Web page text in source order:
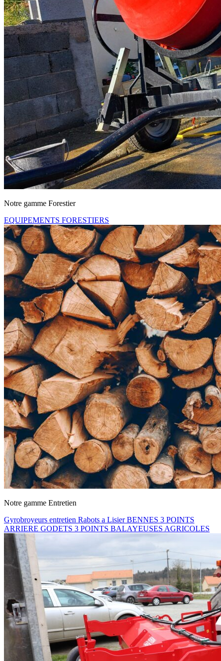
Notre gamme Forestier
EQUIPEMENTS FORESTIERS
Notre gamme Entretien
Gyrobroyeurs entretien Rabots a LisierBENNES 3 POINTS
ARRIERE GODETS 3 POINTS BALAYEUSES AGRICOLES